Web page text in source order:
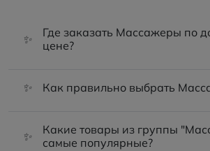
✨
Где заказать Массажеры по
цене?
✨ Как правильно выбрать
✨
Какие товары из группы
самые популярные?